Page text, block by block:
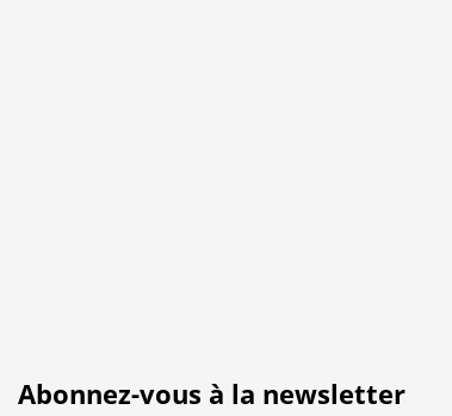
Abonnez-vous à la newsletter